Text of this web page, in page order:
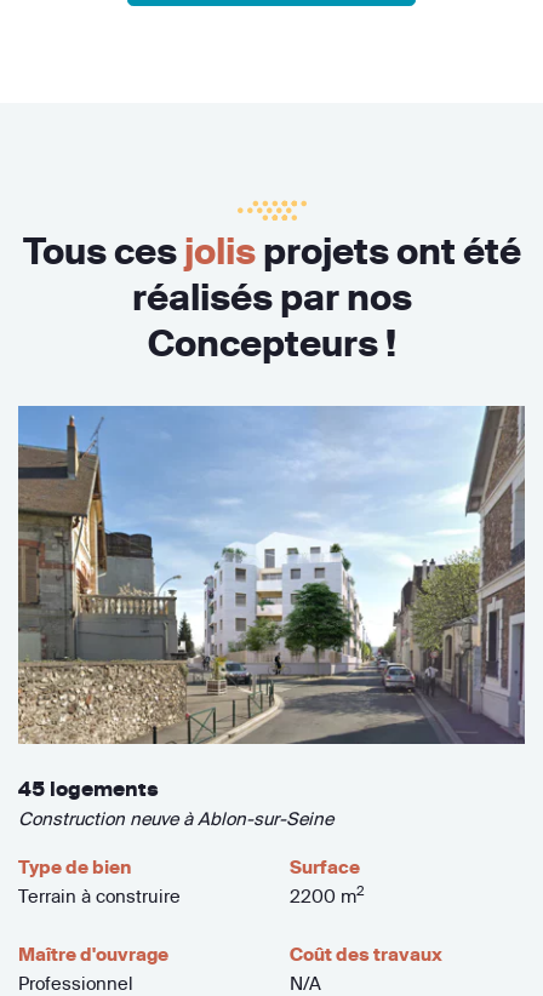
Tous cesjolisprojets ont été
réalisés par nos
Concepteurs !
45 logements
Construction neuve à Ablon-sur-Seine
Type de bien
Terrain à construire
Surface
2200 m2
Maître d'ouvrage
Professionnel
Coût des travaux
N/A